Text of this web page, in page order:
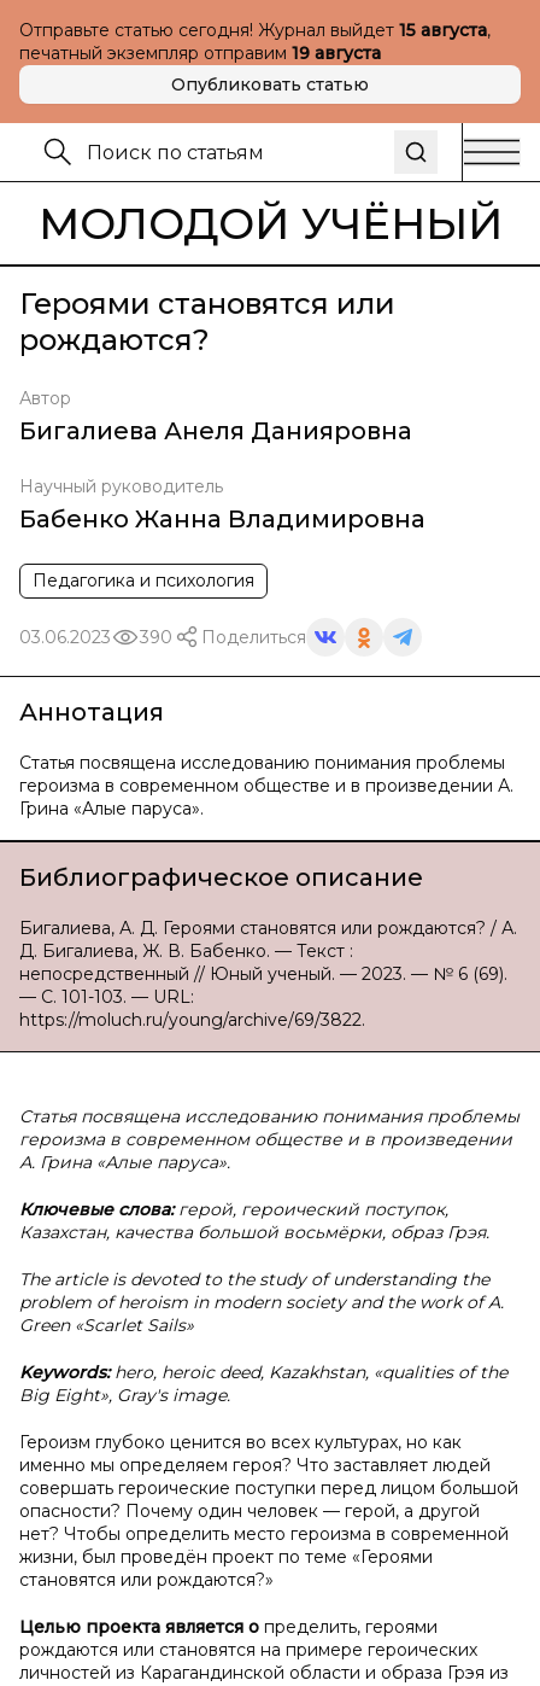
Отправьте статью сегодня! Журнал выйдет 15 августа,
печатный экземпляр отправим 19 августа
Опубликовать статью
МОЛОДОЙ УЧЁНЫЙ
Героями становятся или
рождаются?
Автор
Бигалиева Анеля Данияровна
Научный руководитель
Бабенко Жанна Владимировна
Педагогика и психология
03.06.2023 390 Поделиться
Аннотация
Статья посвящена исследованию понимания проблемы
героизма в современном обществе и в произведении А.
Грина «Алые паруса».
Библиографическое описание
Бигалиева, А. Д. Героями становятся или рождаются? / А.
Д. Бигалиева, Ж. В. Бабенко. — Текст :
непосредственный // Юный ученый. — 2023. — № 6 (69).
— С. 101-103. — URL:
https://moluch.ru/young/archive/69/3822.
Статья посвящена исследованию понимания проблемы
героизма в современном обществе и в произведении
А. Грина «Алые паруса».
Ключевые слова:герой, героический поступок,
Казахстан, качества большой восьмёрки, образ Грэя.
The article is devoted to the study of understanding the
problem of heroism in modern society and the work of A.
Green «Scarlet Sails»
Keywords:hero, heroic deed, Kazakhstan, «qualities of the
Big Eight», Gray's image.
Героизм глубоко ценится во всех культурах, но как
именно мы определяем героя? Что заставляет людей
совершать героические поступки перед лицом большой
опасности? Почему один человек — герой, а другой
нет? Чтобы определить место героизма в современной
жизни, был проведён проект по теме «Героями
становятся или рождаются?»
Целью проекта является о пределить, героями
рождаются или становятся на примере героических
личностей из Карагандинской области и образа Грэя из